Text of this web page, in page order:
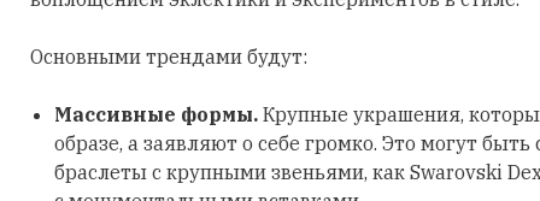
Основными трендами будут:
Массивные формы. Крупные украшения,
образе, а заявляют о себе громко. Это могут быть
браслеты с крупными звеньями, как Swarovski